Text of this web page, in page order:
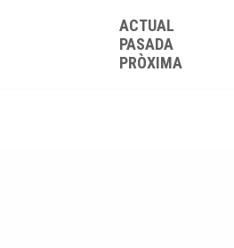
ACTUAL
PASADA
PRÒXIMA